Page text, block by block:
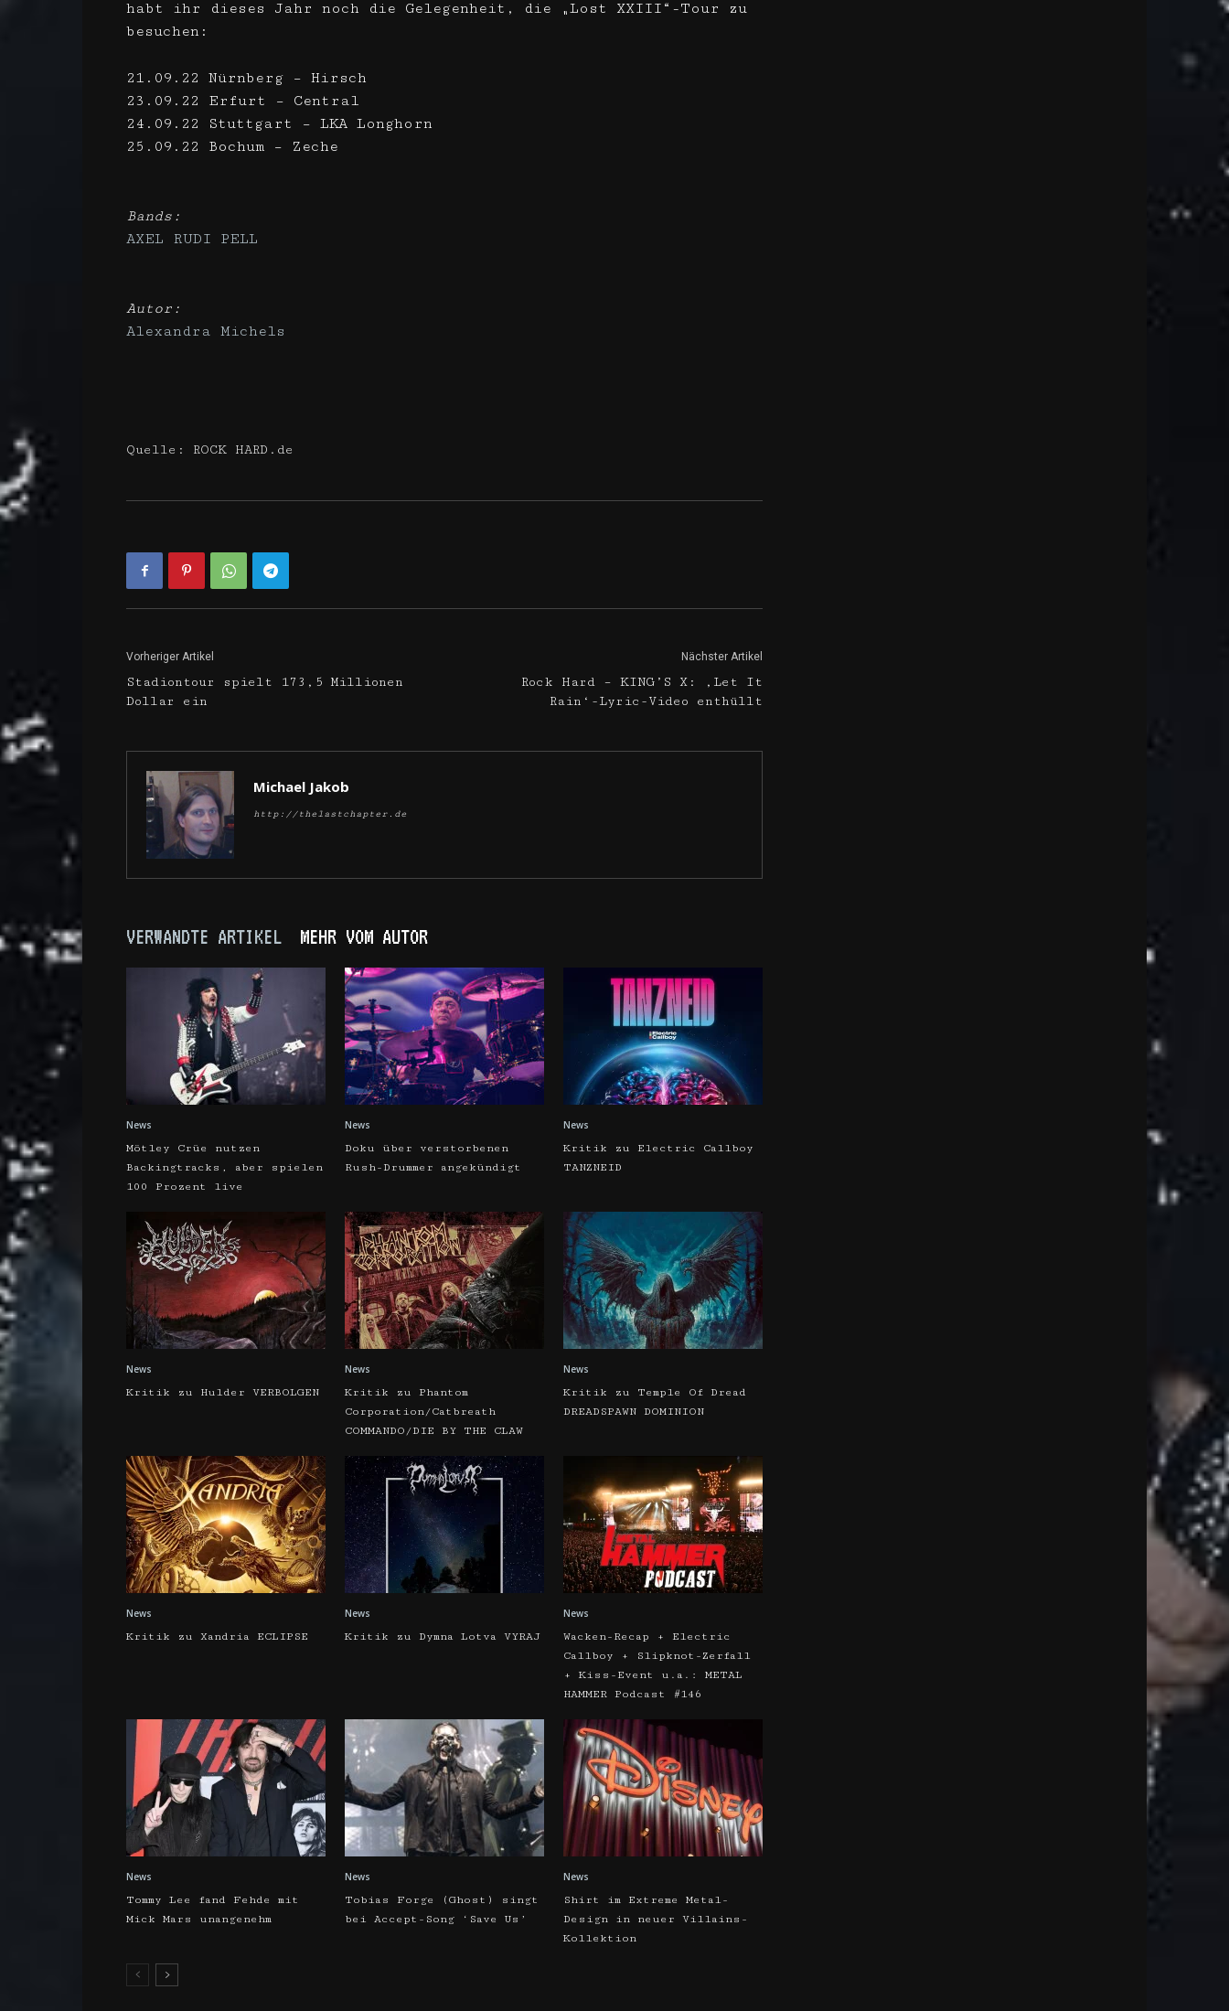
habt ihr dieses Jahr noch die Gelegenheit, die „Lost XXIII“-Tour zu
besuchen:
21.09.22 Nürnberg – Hirsch
23.09.22 Erfurt – Central
24.09.22 Stuttgart – LKA Longhorn
25.09.22 Bochum – Zeche
Bands:
AXEL RUDI PELL
Autor:
Alexandra Michels
Quelle: ROCK HARD.de
Vorheriger Artikel
Stadiontour spielt 173,5 Millionen
Dollar ein
Nächster Artikel
Rock Hard – KING’S X: ‚Let It
Rain‘-Lyric-Video enthüllt
Michael Jakob
http://thelastchapter.de
VERWANDTE ARTIKEL MEHR VOM AUTOR
News
Mötley Crüe nutzen
Backingtracks, aber spielen
100 Prozent live
News
Doku über verstorbenen
Rush-Drummer angekündigt
News
Kritik zu Electric Callboy
TANZNEID
News
Kritik zu Hulder VERBOLGEN
News
Kritik zu Phantom
Corporation/Catbreath
COMMANDO/DIE BY THE CLAW
News
Kritik zu Temple Of Dread
DREADSPAWN DOMINION
News
Kritik zu Xandria ECLIPSE
News
Kritik zu Dymna Lotva VYRAJ
News
Wacken-Recap + Electric
Callboy + Slipknot-Zerfall
+ Kiss-Event u.a.: METAL
HAMMER Podcast #146
News
Tommy Lee fand Fehde mit
Mick Mars unangenehm
News
Tobias Forge (Ghost) singt
bei Accept-Song ‘Save Us’
News
Shirt im Extreme Metal-
Design in neuer Villains-
Kollektion